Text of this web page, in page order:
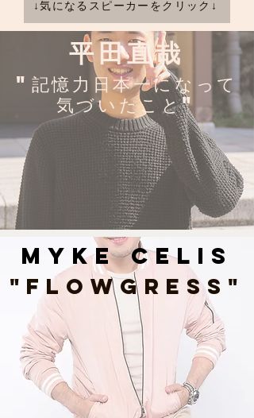
↓気になるスピーカーをクリック↓
平田直哉
"記憶力日本一になって
気づいたこと"
MYKE CELIS
"FLOWGRESS"